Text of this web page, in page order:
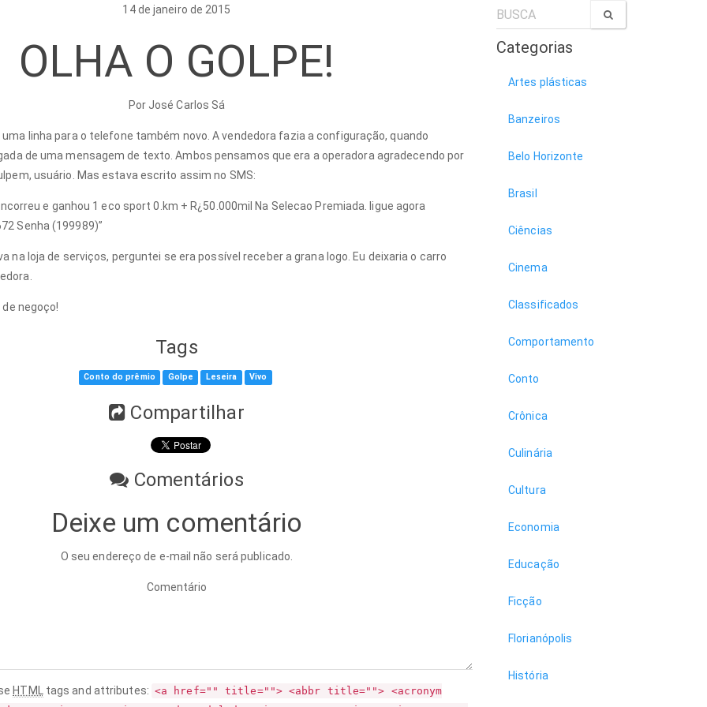
14 de janeiro de 2015
OLHA O GOLPE!
Por José Carlos Sá
linha para o telefone também novo. A vendedora fazia a configuração, quando
de uma mensagem de texto. Ambos pensamos que era a operadora agradecendo por
usuário. Mas estava escrito assim no SMS:
e ganhou 1 eco sport 0.km + R¿50.000mil Na Selecao Premiada. ligue agora
Senha (199989)”
na loja de serviços, perguntei se era possível receber a grana logo. Eu deixaria o carro
negoço!
Tags
Conto do prêmio Golpe Leseira Vivo
Compartilhar
Comentários
Deixe um comentário
O seu endereço de e-mail não será publicado.
Comentário
HTML tags and attributes: <a href="" title=""> <abbr title=""> <acronym
Categorias
Artes plásticas
Banzeiros
Belo Horizonte
Brasil
Ciências
Cinema
Classificados
Comportamento
Conto
Crônica
Culinária
Cultura
Economia
Educação
Ficção
Florianópolis
História